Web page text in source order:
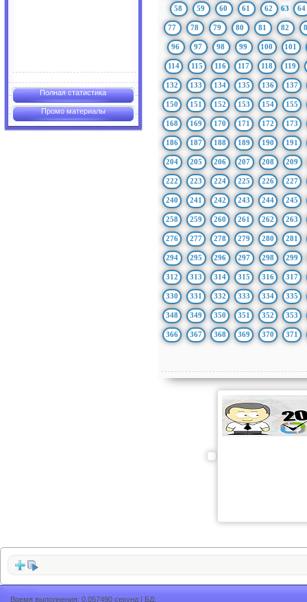
Полная статистика
Промо материалы
58 59 60 61 62 63 64
77 78 79 80 81 82
96 97 98 99 100 101
114 115 116 117 118 119
132 133 134 135 136 137
150 151 152 153 154 155
168 169 170 171 172 173
186 187 188 189 190 191
204 205 206 207 208 209
222 223 224 225 226 227
240 241 242 243 244 245
258 259 260 261 262 263
276 277 278 279 280 281
294 295 296 297 298 299
312 313 314 315 316 317
330 331 332 333 334 335
348 349 350 351 352 353
366 367 368 369 370 371
Время выполнения: 0,057490 секунд | БД: